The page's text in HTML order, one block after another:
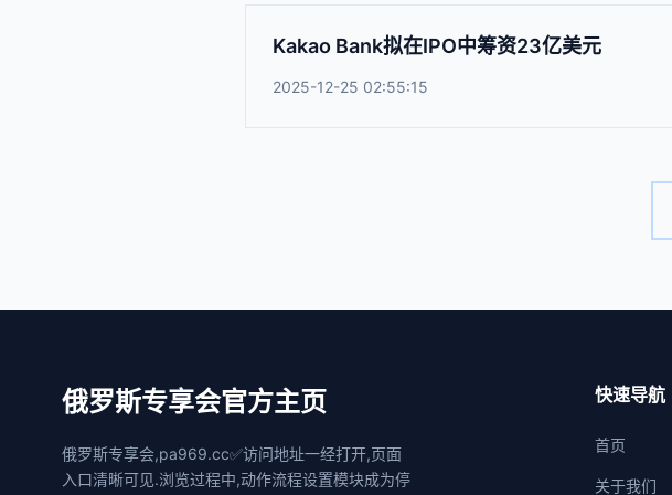
Kakao Bank拟在IPO中筹资23亿美元
2025-12-25 02:55:15
俄罗斯专享会官方主页
俄罗斯专享会,pa969.cc✅访问地址一经打开,页面
入口清晰可见.浏览过程中,动作流程设置模块成为停
快速导航
首页
关于我们